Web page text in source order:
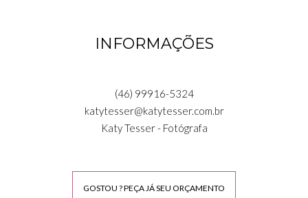
INFORMAÇÕES
(46) 99916-5324
katytesser@katytesser.com.br
Katy Tesser - Fotógrafa
GOSTOU ? PEÇA JÁ SEU ORÇAMENTO